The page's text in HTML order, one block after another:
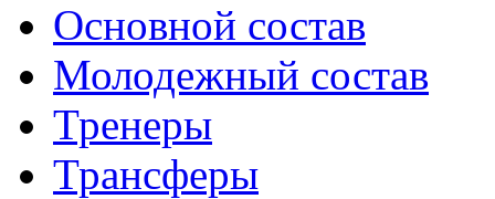
Основной состав
Молодежный состав
Тренеры
Трансферы